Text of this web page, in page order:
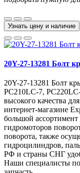
Узнать цену и наличие
20Y-27-13281 Болт
20Y-27-13281 Болт
PC210LC-7,
высокого качества
интернет-магазине
большой ассортимент
гидромоторов
поворота, также
гидроцилиндров,
РФ и страны СНГ
Наши специалисты